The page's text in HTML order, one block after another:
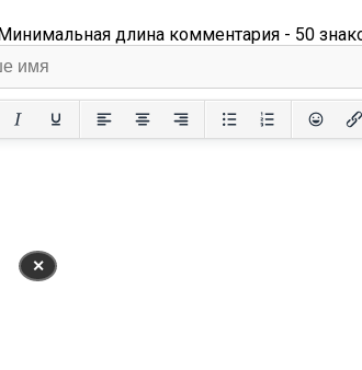
длина комментария - 50
✕